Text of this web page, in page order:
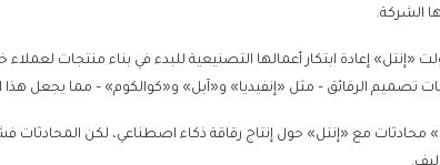
الشركة.
إعادة ابتكار أعمالها التصنيعية للبدء في بناء منتجات
الرقائق – مثل «إنفيديا» و«آبل» و«كوالكوم» – مما يجعل هذا
مع «إنتل» حول إنتاج رقاقة ذكاء اصطناعي، لكن المحادثات